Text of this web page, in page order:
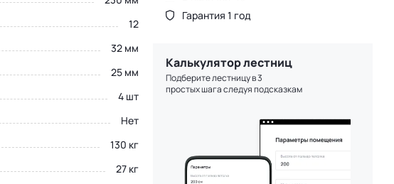
12
32 мм
25 мм
4 шт
Нет
130 кг
27 кг
Гарантия 1 год
Калькулятор лестниц
Подберите лестницу в 3
простых шага следуя подсказкам